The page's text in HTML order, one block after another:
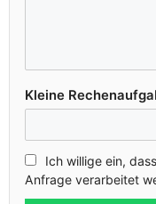
Klei­ne
Ich wil­li­ge ein,
Anfra­ge ver­ar­bei­tet